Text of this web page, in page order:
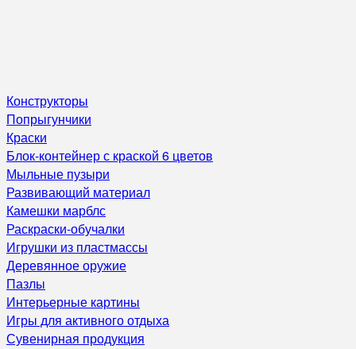
Конструкторы
Попрыгунчики
Краски
Блок-контейнер с краской 6 цветов
Мыльные пузыри
Развивающий материал
Камешки марблс
Раскраски-обучалки
Игрушки из пластмассы
Деревянное оружие
Пазлы
Интерьерные картины
Игры для активного отдыха
Сувенирная продукция